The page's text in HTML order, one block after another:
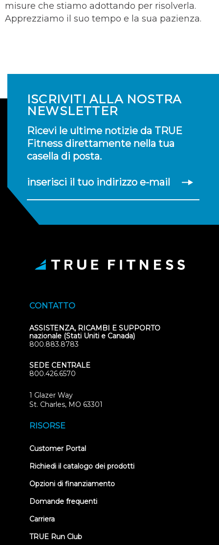
misure che stiamo adottando per risolverla.
Apprezziamo il suo tempo e la sua pazienza.
ISCRIVITI ALLA NOSTRA
NEWSLETTER
Ricevi le ultime notizie da TRUE
Fitness direttamente nella tua
casella di posta.
inserisci il tuo indirizzo e-mail
CONTATTO
ASSISTENZA, RICAMBI E SUPPORTO
nazionale (Stati Uniti e Canada)
800.883.8783
SEDE CENTRALE
800.426.6570
1 Glazer Way
St. Charles, MO 63301
RISORSE
Customer Portal(opens
new
Richiedi il catalogo dei prodotti
Opzioni di finanziamento
Domande frequenti
Carriera
TRUE Run Club